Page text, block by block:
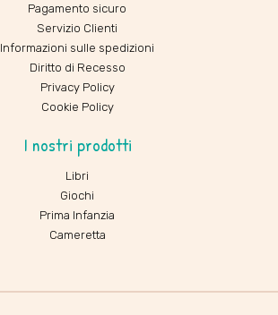
Pagamento sicuro
Servizio Clienti
Informazioni sulle spedizioni
Diritto di Recesso
Privacy Policy
Cookie Policy
I nostri prodotti
Libri
Giochi
Prima Infanzia
Cameretta